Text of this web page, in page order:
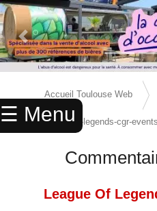
☰ Menu
× ACCUEIL
ANNUAIRE
CINEMA
Previous Slide
Accueil Toulouse Web
league-of-legends-cgr-events
League Of